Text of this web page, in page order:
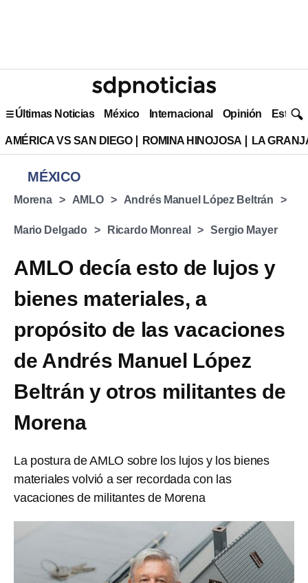
Últimas Noticias México Internacional Opinión Estilo
AMÉRICA VS SAN DIEGO ROMINA HINOJOSA LA
MÉXICO
Morena AMLO Andrés Manuel López Beltrán
Mario Delgado Ricardo Monreal Sergio Mayer
AMLO decía esto de lujos y
bienes materiales, a
propósito de las vacaciones
de Andrés Manuel López
Beltrán y otros militantes de
Morena
La postura de AMLO sobre los lujos y los bienes
materiales volvió a ser recordada con las
vacaciones de militantes de Morena